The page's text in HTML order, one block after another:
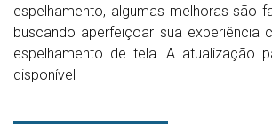
espelhamento, algumas melhoras são
buscando aperfeiçoar sua experiência
espelhamento de tela. A atualização
disponível